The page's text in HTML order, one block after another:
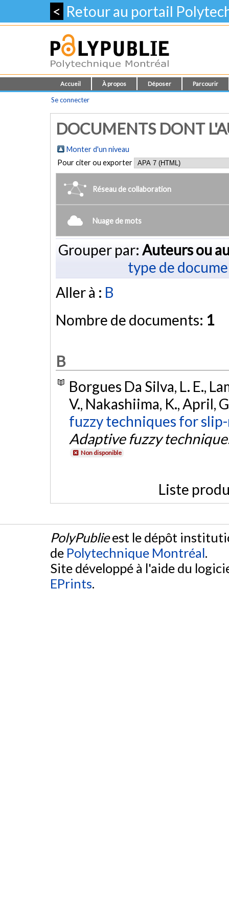
< Retour au portail
Accueil À propos Déposer Parcourir
Se connecter
DOCUMENTS DONT
Monter d'un niveau
Pour citer ou exporter
Réseau de collaboration
Nuage de mots
Grouper par: Auteurs ou
type de
Aller à : B
Nombre de documents: 1
B
Borgues Da Silva, L. E.,
V., Nakashiima, K., April,
fuzzy techniques for
Adaptive fuzzy
Non disponible
Liste
PolyPublieest le dépôt
de Polytechnique Montréal.
Site développé à l'aide du
EPrints.